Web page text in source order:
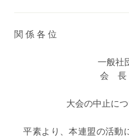
関 係 各 位
一般
会
大会の中止に
平素より、本連盟の活動